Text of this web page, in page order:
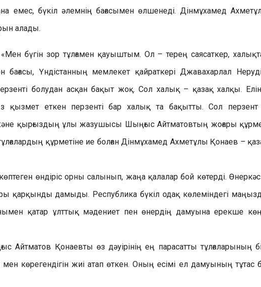
емес, бүкіл әлемнің бағасымен өлшенеді. Дінмұхамед
алады.
бүгін зор тұлғамен қауыштым. Ол – терең саясаткер,
Үндістанның мемлекет қайраткері Джавахарлал
болудан асқан бақыт жоқ. Сол халық – қазақ халқы.
қызмет еткен перзенті бар халық та бақытты. Сол
қырғыздың ұлы жазушысы Шыңғыс Айтматовтың жоғары
құрметіне ие болған Дінмұхамед Ахметұлы Қонаев –
өндіріс орны салынып, жаңа қалалар бой көтерді.
қарқынды дамыды. Республика бүкіл одақ көлеміндегі
қатар ұлттық мәдениет пен өнердің дамуына ерекше
Қонаевты өз дәуірінің ең парасатты тұлғаларының
мен көрегендігін жиі атап өткен. Оның есімі ел дамуының тұтас